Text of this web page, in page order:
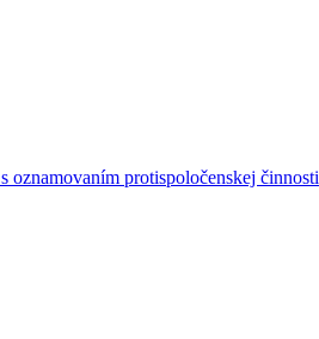
oznamovaním protispoločenskej činnosti